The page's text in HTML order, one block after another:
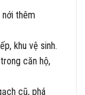
thêm
khu vệ sinh.
căn hộ,
cũ, phá